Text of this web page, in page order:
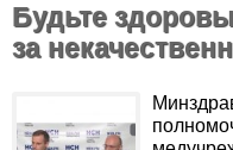
Будьте
за